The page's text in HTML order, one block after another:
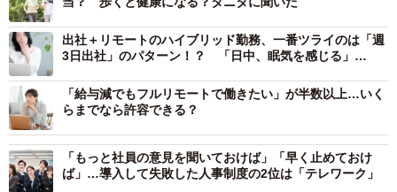
出社＋リモートのハイブリッド勤務、一番ツライのは「週
3日出社」のパターン！？ 「日中、眠気を感じる」
「給与減でもフルリモートで働きたい」が半数以上…いく
らまでなら許容できる？
「もっと社員の意見を聞いておけば」「早く止めておけ
ば」…導入して失敗した人事制度の2位は「テレワーク」